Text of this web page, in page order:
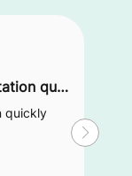
The fact you can get a consultation quickly and professionally is amazing
quickly